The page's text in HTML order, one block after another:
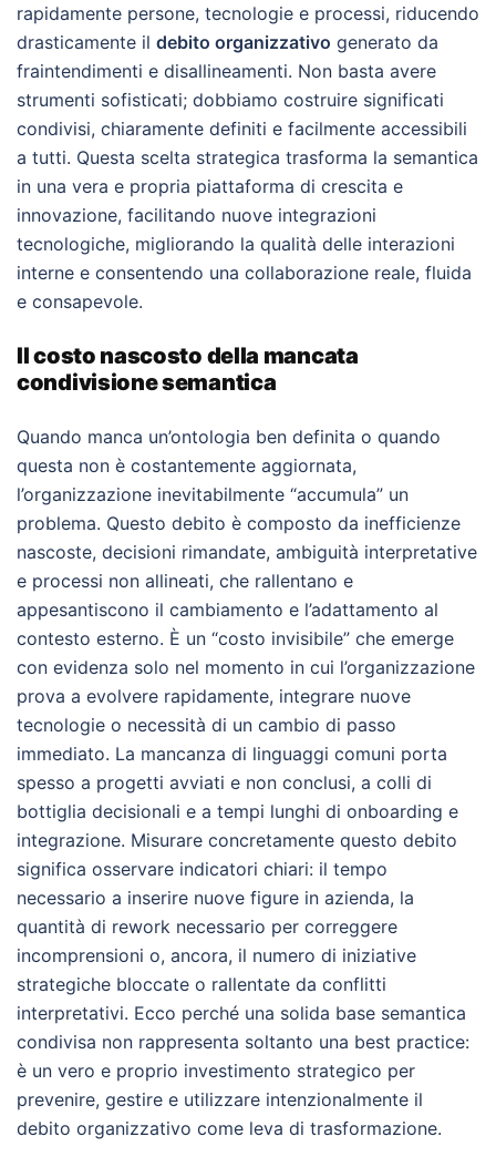
rapidamente persone, tecnologie e processi, riducendo
drasticamente il debito organizzativo generato da
fraintendimenti e disallineamenti. Non basta avere
strumenti sofisticati; dobbiamo costruire significati
condivisi, chiaramente definiti e facilmente accessibili
a tutti. Questa scelta strategica trasforma la semantica
in una vera e propria piattaforma di crescita e
innovazione, facilitando nuove integrazioni
tecnologiche, migliorando la qualità delle interazioni
interne e consentendo una collaborazione reale, fluida
e consapevole.
Il costo nascosto della mancata
condivisione semantica
Quando manca un’ontologia ben definita o quando
questa non è costantemente aggiornata,
l’organizzazione inevitabilmente “accumula” un
problema. Questo debito è composto da inefficienze
nascoste, decisioni rimandate, ambiguità interpretative
e processi non allineati, che rallentano e
appesantiscono il cambiamento e l’adattamento al
contesto esterno. È un “costo invisibile” che emerge
con evidenza solo nel momento in cui l’organizzazione
prova a evolvere rapidamente, integrare nuove
tecnologie o necessità di un cambio di passo
immediato. La mancanza di linguaggi comuni porta
spesso a progetti avviati e non conclusi, a colli di
bottiglia decisionali e a tempi lunghi di onboarding e
integrazione. Misurare concretamente questo debito
significa osservare indicatori chiari: il tempo
necessario a inserire nuove figure in azienda, la
quantità di rework necessario per correggere
incomprensioni o, ancora, il numero di iniziative
strategiche bloccate o rallentate da conflitti
interpretativi. Ecco perché una solida base semantica
condivisa non rappresenta soltanto una best practice:
è un vero e proprio investimento strategico per
prevenire, gestire e utilizzare intenzionalmente il
debito organizzativo come leva di trasformazione.